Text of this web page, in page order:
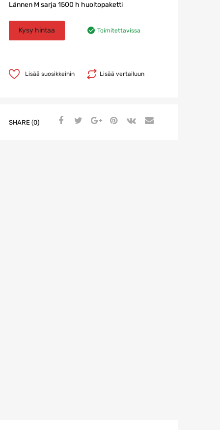
Lännen M sarja 1500 h huoltopaketti
Kysy hintaa Toimitettavissa
Lisää vertailuun
Lisää suosikkeihin
SHARE (0)